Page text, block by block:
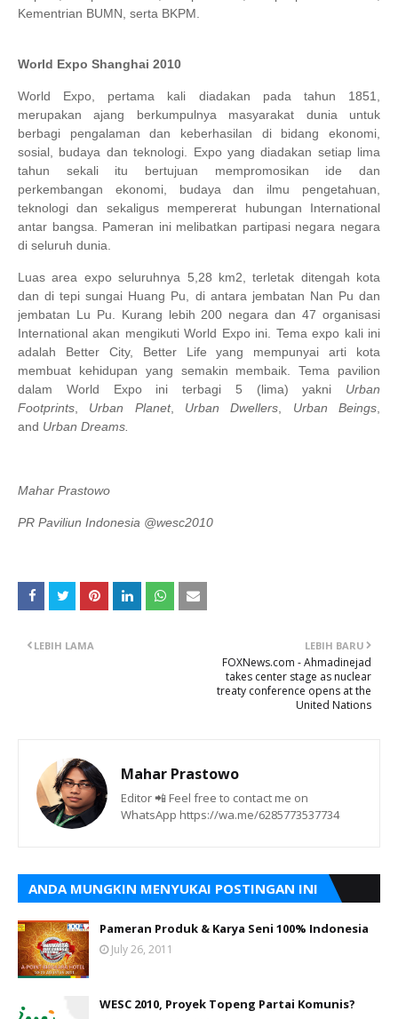
Kementrian BUMN, serta BKPM.
World Expo Shanghai 2010
World Expo, pertama kali diadakan pada tahun 1851,
merupakan
ajang berkumpulnya masyarakat dunia untuk
berbagi pengalaman dan keberhasilan di bidang ekonomi,
sosial, budaya dan teknologi.
Expo yang diadakan setiap lima
tahun sekali itu bertujuan mempromosikan ide dan
perkembangan ekonomi, budaya dan
ilmu pengetahuan
teknologi dan sekaligus mempererat hubungan International
antar bangsa.
Pameran ini melibatkan partipasi negara negara
di seluruh dunia.
Luas area expo seluruhnya 5,28 km2, terletak ditengah kota
dan di tepi sungai Huang Pu, di antara jembatan Nan Pu dan
jembatan Lu Pu. Kurang lebih 200 negara dan 47 organisasi
International akan mengikuti World Expo ini. Tema expo kali ini
adalah Better City, Better Life yang mempunyai arti kota
membuat kehidupan yang semakin membaik.
Tema pavilion
dalam World Expo ini terbagi 5 (lima) yakni
Urban
Footprints
Urban Planet, Urban Dwellers Urban Beings
and Urban Dreams.
Mahar Prastowo
PR Paviliun Indonesia @wesc2010
LEBIH BARU
FOXNews.com - Ahmadinejad
takes center stage as nuclear
treaty conference opens at the
United Nations
LEBIH LAMA
Mahar Prastowo
Editor 📲 Feel free to contact me on
WhatsApp https://wa.me/6285773537734
ANDA MUNGKIN MENYUKAI POSTINGAN INI
Pameran Produk & Karya Seni 100% Indonesia
July 26, 2011
WESC 2010, Proyek Topeng Partai Komunis?